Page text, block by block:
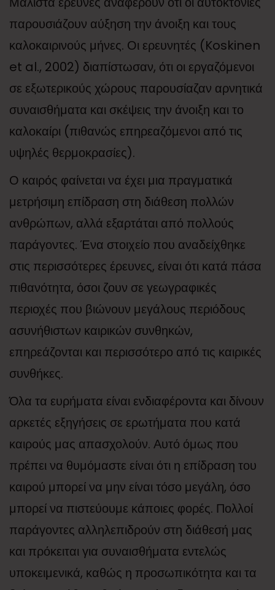
παρουσιάζουν αύξηση την άνοιξη και τους
καλοκαιρινούς μήνες. Οι ερευνητές (Koskinen
et al., 2002) διαπίστωσαν, ότι οι εργαζόμενοι
σε εξωτερικούς χώρους παρουσίαζαν αρνητικά
συναισθήματα και σκέψεις την άνοιξη και το
καλοκαίρι (πιθανώς επηρεαζόμενοι από τις
υψηλές θερμοκρασίες).
Ο καιρός φαίνεται να έχει μια πραγματικά
μετρήσιμη επίδραση στη διάθεση πολλών
ανθρώπων, αλλά εξαρτάται από πολλούς
παράγοντες. Ένα στοιχείο που αναδείχθηκε
στις περισσότερες έρευνες, είναι ότι κατά πάσα
πιθανότητα, όσοι ζουν σε γεωγραφικές
περιοχές που βιώνουν μεγάλους περιόδους
ασυνήθιστων καιρικών συνθηκών,
επηρεάζονται και περισσότερο από τις καιρικές
συνθήκες.
Όλα τα ευρήματα είναι ενδιαφέροντα και δίνουν
αρκετές εξηγήσεις σε ερωτήματα που κατά
καιρούς μας απασχολούν. Αυτό όμως που
πρέπει να θυμόμαστε είναι ότι η επίδραση του
καιρού μπορεί να μην είναι τόσο μεγάλη, όσο
μπορεί να πιστεύουμε κάποιες φορές. Πολλοί
παράγοντες αλληλεπιδρούν στη διάθεσή μας
και πρόκειται για συναισθήματα εντελώς
υποκειμενικά, καθώς η προσωπικότητα και τα